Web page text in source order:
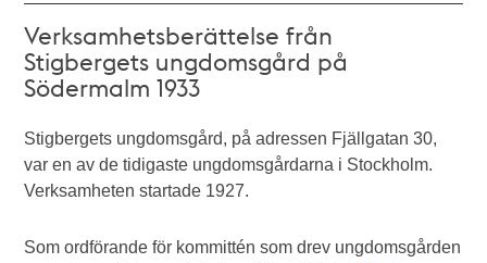
Verksamhetsberättelse från
Stigbergets ungdomsgård på
Södermalm 1933
Stigbergets ungdomsgård, på adressen Fjällgatan 30,
var en av de tidigaste ungdomsgårdarna i Stockholm.
Verksamheten startade 1927.
Som ordförande för kommittén som drev ungdomsgården